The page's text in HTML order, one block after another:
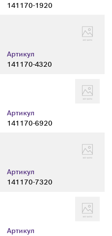
141170-1920
Артикул
141170-4320
Артикул
141170-6920
Артикул
141170-7320
Артикул